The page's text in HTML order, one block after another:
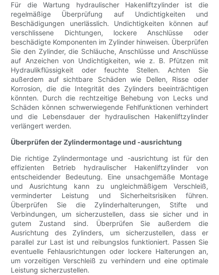
Für die Wartung hydraulischer Hakenliftzylinder ist die
regelmäßige Überprüfung auf Undichtigkeiten und
Beschädigungen unerlässlich. Undichtigkeiten können auf
verschlissene Dichtungen, lockere Anschlüsse oder
beschädigte Komponenten im Zylinder hinweisen. Überprüfen
Sie den Zylinder, die Schläuche, Anschlüsse und Anschlüsse
auf Anzeichen von Undichtigkeiten, wie z. B. Pfützen mit
Hydraulikflüssigkeit oder feuchte Stellen. Achten Sie
außerdem auf sichtbare Schäden wie Dellen, Risse oder
Korrosion, die die Integrität des Zylinders beeinträchtigen
könnten. Durch die rechtzeitige Behebung von Lecks und
Schäden können schwerwiegende Fehlfunktionen verhindert
und die Lebensdauer der hydraulischen Hakenliftzylinder
verlängert werden.
Überprüfen der Zylindermontage und -ausrichtung
Die richtige Zylindermontage und -ausrichtung ist für den
effizienten Betrieb hydraulischer Hakenliftzylinder von
entscheidender Bedeutung. Eine unsachgemäße Montage
und Ausrichtung kann zu ungleichmäßigem Verschleiß,
verminderter Leistung und Sicherheitsrisiken führen.
Überprüfen Sie die Zylinderhalterungen, Stifte und
Verbindungen, um sicherzustellen, dass sie sicher und in
gutem Zustand sind. Überprüfen Sie außerdem die
Ausrichtung des Zylinders, um sicherzustellen, dass er
parallel zur Last ist und reibungslos funktioniert. Passen Sie
eventuelle Fehlausrichtungen oder lockere Halterungen an,
um vorzeitigen Verschleiß zu verhindern und eine optimale
Leistung sicherzustellen.